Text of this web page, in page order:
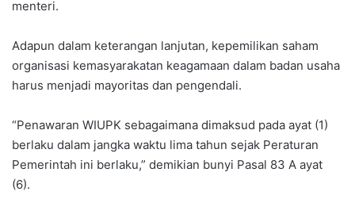
menteri.
Adapun dalam keterangan lanjutan, kepemilikan saham
organisasi kemasyarakatan keagamaan dalam badan usaha
harus menjadi mayoritas dan pengendali.
“Penawaran WIUPK sebagaimana dimaksud pada ayat (1)
berlaku dalam jangka waktu lima tahun sejak Peraturan
Pemerintah ini berlaku,” demikian bunyi Pasal 83 A ayat
(6).